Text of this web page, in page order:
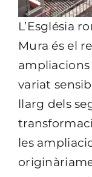
L’Església
Mura és el
ampliacions
variat
llarg dels
les